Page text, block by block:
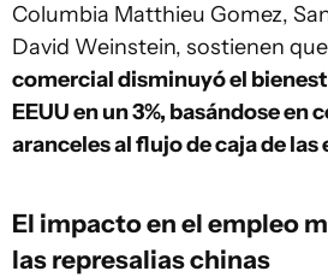
Columbia Matthieu Gomez,
David Weinstein, sostienen que
comercial disminuyó el
EEUU en un 3%, basándose en
aranceles al flujo de caja de las
El impacto en el empleo
las represalias chinas